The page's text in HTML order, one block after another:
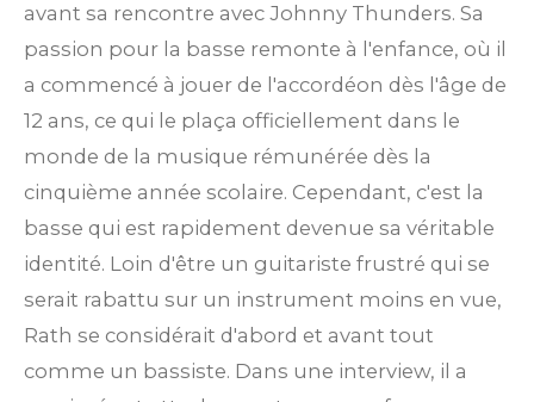
avant sa rencontre avec Johnny Thunders. Sa
passion pour la basse remonte à l'enfance, où il
a commencé à jouer de l'accordéon dès l'âge de
12 ans, ce qui le plaça officiellement dans le
monde de la musique rémunérée dès la
cinquième année scolaire. Cependant, c'est la
basse qui est rapidement devenue sa véritable
identité. Loin d'être un guitariste frustré qui se
serait rabattu sur un instrument moins en vue,
Rath se considérait d'abord et avant tout
comme un bassiste. Dans une interview, il a